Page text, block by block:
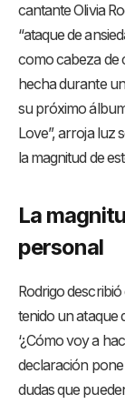
cantante Olivia
“ataque de
como cabeza de
hecha durante
su próximo
Love”, arroja luz
la magnitud de
La
personal
Rodrigo
tenido un ataque
‘¿Cómo voy a
declaración pone
dudas que